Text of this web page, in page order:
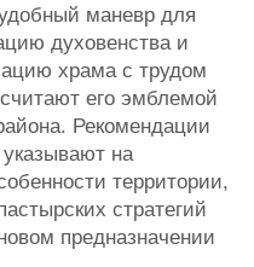
маневр для
духовенства и
храма с трудом
его эмблемой
Рекомендации
указывают на
территории,
стратегий
предназначении